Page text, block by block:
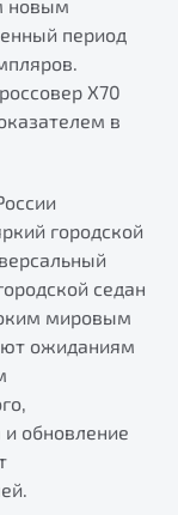
программой
новым
период
X70
в
городской
седан
мировым
ожиданиям
обновление